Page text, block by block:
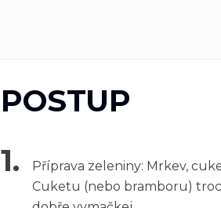
POSTUP
1.
Příprava zeleniny: Mrkev,
Cuketu (nebo bramboru)